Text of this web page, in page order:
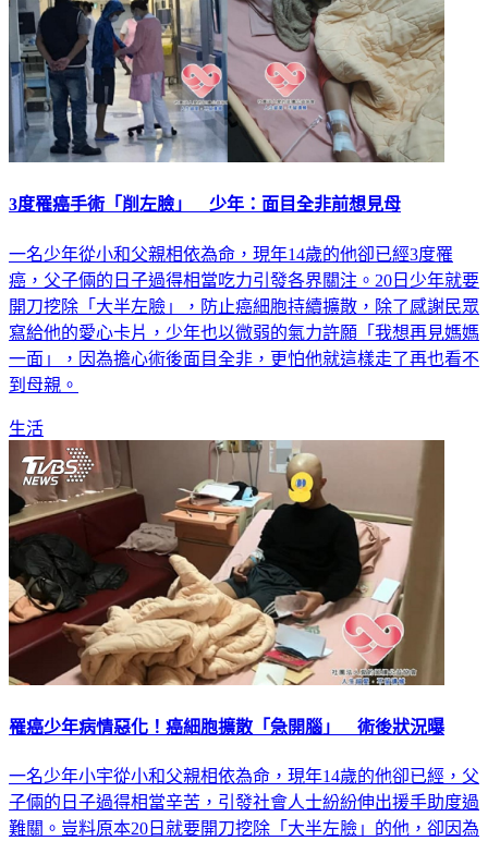
3度罹癌手術「削左臉」 少年：面目全非前想見母
一名少年從小和父親相依為命，現年14歲的他卻已經3度罹
癌，父子倆的日子過得相當吃力引發各界關注。20日少年就要
開刀挖除「大半左臉」，防止癌細胞持續擴散，除了感謝民眾
寫給他的愛心卡片，少年也以微弱的氣力許願「我想再見媽媽
一面」，因為擔心術後面目全非，更怕他就這樣走了再也看不
到母親。
生活
罹癌少年病情惡化！癌細胞擴散「急開腦」 術後狀況曝
一名少年小宇從小和父親相依為命，現年14歲的他卻已經，父
子倆的日子過得相當辛苦，引發社會人士紛紛伸出援手助度過
難關。豈料原本20日就要開刀挖除「大半左臉」的他，卻因為